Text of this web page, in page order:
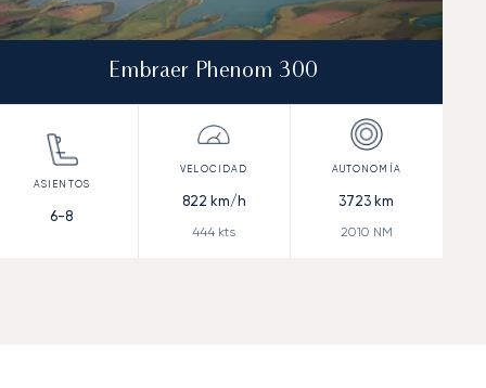
Embraer Phenom 300
6-8
822 km/h
444 kts
3723 km
2010 NM